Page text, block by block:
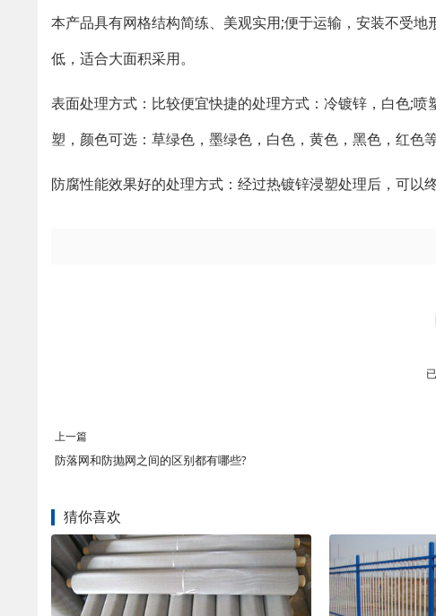
本产品具有网格结构简练、美观实用;便于运输，安装不受
低，适合大面积采用。
表面处理方式：比较便宜快捷的处理方式：冷镀锌，白色;
塑，颜色可选：草绿色，墨绿色，白色，黄色，黑色，红色等
防腐性能效果好的处理方式：经过热镀锌浸塑处理后，可以
上一篇
防落网和防抛网之间的区别都有哪些?
猜你喜欢